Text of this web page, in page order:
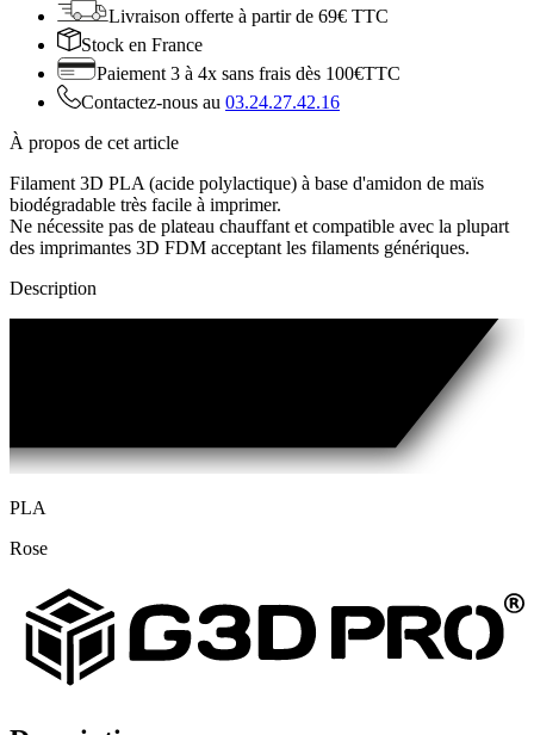
Livraison offerte à partir de 69€ TTC
Stock en France
Paiement 3 à 4x sans frais dès 100€TTC
Contactez-nous au 03.24.27.42.16
À propos de cet article
Filament 3D PLA (acide polylactique) à base d'amidon de maïs
biodégradable très facile à imprimer.
Ne nécessite pas de plateau chauffant et compatible avec la plupart
des imprimantes 3D FDM acceptant les filaments génériques.
Description
PLA
Rose